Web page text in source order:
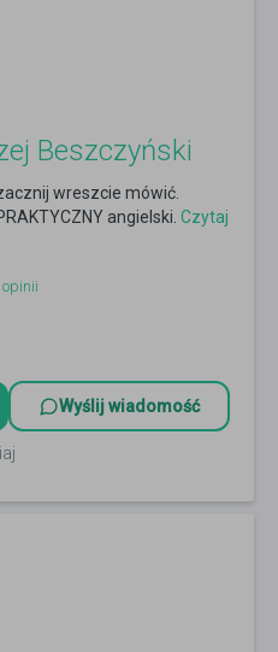
Beszczyński
wreszcie mówić.
angielski. Czytaj
opinii
Wyślij wiadomość